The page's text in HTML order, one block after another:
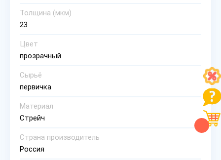
Толщина (мкм)
23
Цвет
прозрачный
Сырьё
первичка
Материал
Стрейч
Страна производитель
Россия